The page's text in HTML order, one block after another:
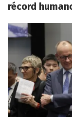
récord